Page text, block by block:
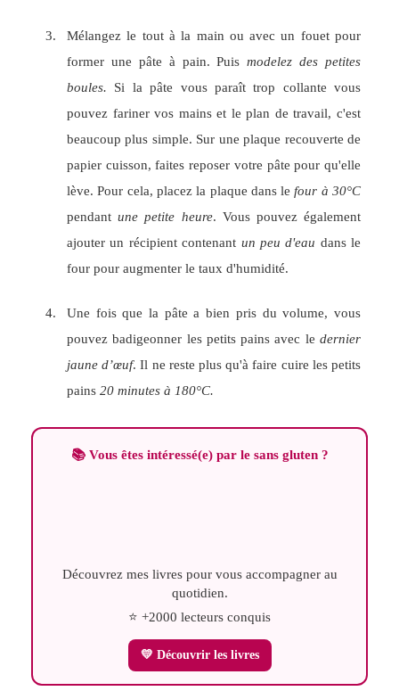
Mélangez le tout à la main ou avec un fouet pour
former une pâte à pain. Puismodelez des petites
boules. Si la pâte vous paraît trop collante vous
pouvez fariner vos mains et le plan de travail, c'est
beaucoup plus simple. Sur une plaque recouverte de
papier cuisson, faites reposer votre pâte pour qu'elle
lève. Pour cela, placez la plaque dans lefour à 30°C
pendantune petite heure. Vous pouvez également
ajouter un récipient contenant un peu d'eau dans le
four pour augmenter le taux d'humidité.
Une fois que la pâte a bien pris du volume, vous
pouvez badigeonner les petits pains avec le dernier
jaune d’œuf. Il ne reste plus qu'à faire cuire les petits
pains 20 minutes à 180°C.
📚 Vous êtes intéressé(e) par le sans gluten ?
Découvrez mes livres pour vous accompagner au
quotidien.
⭐ +2000 lecteurs conquis
💛 Découvrir les livres